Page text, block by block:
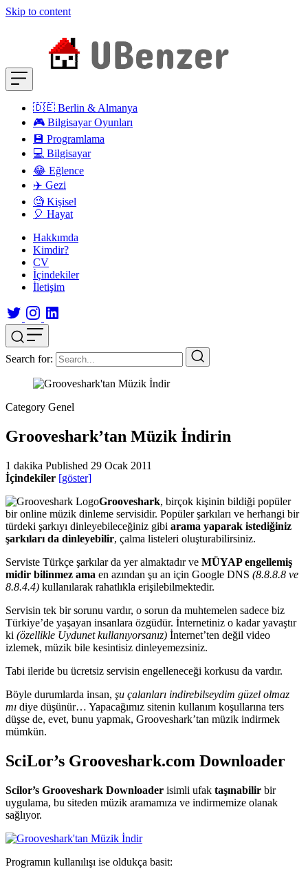
Skip to content
🇩🇪 Berlin & Almanya
🎮 Bilgisayar Oyunları
💾 Programlama
💻 Bilgisayar
😂 Eğlence
✈️ Gezi
🧐 Kişisel
🎈 Hayat
Hakkımda
Kimdir?
CV
İçindekiler
İletişim
Search for:
Category Genel
Grooveshark’tan Müzik İndirin
1 dakika Published 29 Ocak 2011
İçindekiler [göster]
Grooveshark, birçok kişinin bildiği popüler
bir online müzik dinleme servisidir. Popüler şarkıları ve herhangi bir
türdeki şarkıyı dinleyebileceğiniz gibi arama yaparak istediğiniz
şarkıları da dinleyebilir, çalma listeleri oluşturabilirsiniz.
Serviste Türkçe şarkılar da yer almaktadır ve MÜYAP engellemiş
midir bilinmez ama en azından şu an için Google DNS (8.8.8.8 ve
8.8.4.4) kullanılarak rahatlıkla erişilebilmektedir.
Servisin tek bir sorunu vardır, o sorun da muhtemelen sadece biz
Türkiye’de yaşayan insanlara özgüdür. İnternetiniz o kadar yavaştır
ki (özellikle Uydunet kullanıyorsanız) İnternet’ten değil video
izlemek, müzik bile kesintisiz dinleyemezsiniz.
Tabi ileride bu ücretsiz servisin engelleneceği korkusu da vardır.
Böyle durumlarda insan, şu çalanları indirebilseydim güzel olmaz
mı diye düşünür… Yapacağımız sitenin kullanım koşullarına ters
düşse de, evet, bunu yapmak, Grooveshark’tan müzik indirmek
mümkün.
SciLor’s Grooveshark.com Downloader
Scilor’s Grooveshark Downloader isimli ufak taşınabilir bir
uygulama, bu siteden müzik aramamıza ve indirmemize olanak
sağlıyor.
Programın kullanılışı ise oldukça basit: